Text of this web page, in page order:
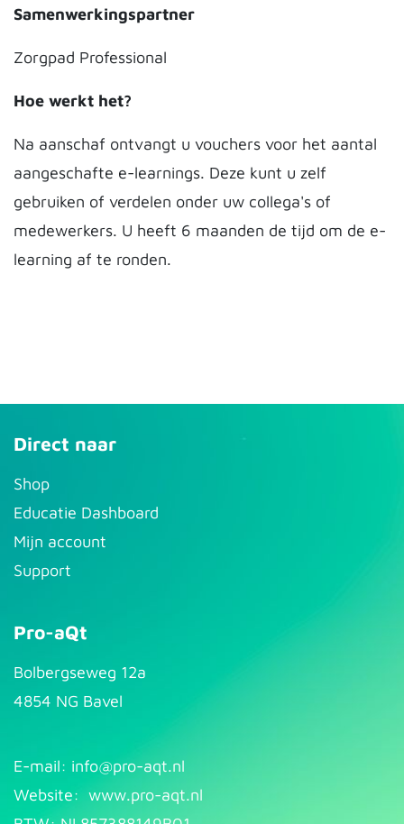
Samenwerkingspartner
Zorgpad Professional
Hoe werkt het?
Na aanschaf ontvangt u vouchers voor het aantal
aangeschafte e-learnings. Deze kunt u zelf
gebruiken of verdelen onder uw collega's of
medewerkers. U heeft 6 maanden de tijd om de e-
learning af te ronden.
Direct naar
S​hop
Educatie Dashboard
Mijn account
Support
Pro-aQt
Bolbergseweg 12a
4854 NG Bavel
E-mail: info@pr​o-aqt.nl
Website: www.pro-aqt.nl